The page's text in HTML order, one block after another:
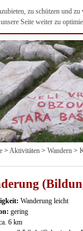
zu schützen und
Seite weiter zu
> Aktivitäten > Wandern >
Wanderung leicht
gering
6 km